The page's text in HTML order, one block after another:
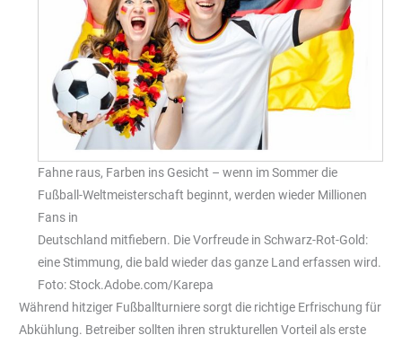
Fahne raus, Farben ins Gesicht – wenn im Sommer die
Fußball-Weltmeisterschaft beginnt, werden wieder Millionen
Fans in
Deutschland mitfiebern. Die Vorfreude in Schwarz-Rot-Gold:
eine Stimmung, die bald wieder das ganze Land erfassen wird.
Foto: Stock.Adobe.com/Karepa
Während hitziger Fußballturniere sorgt die richtige Erfrischung für
Abkühlung. Betreiber sollten ihren strukturellen Vorteil als erste